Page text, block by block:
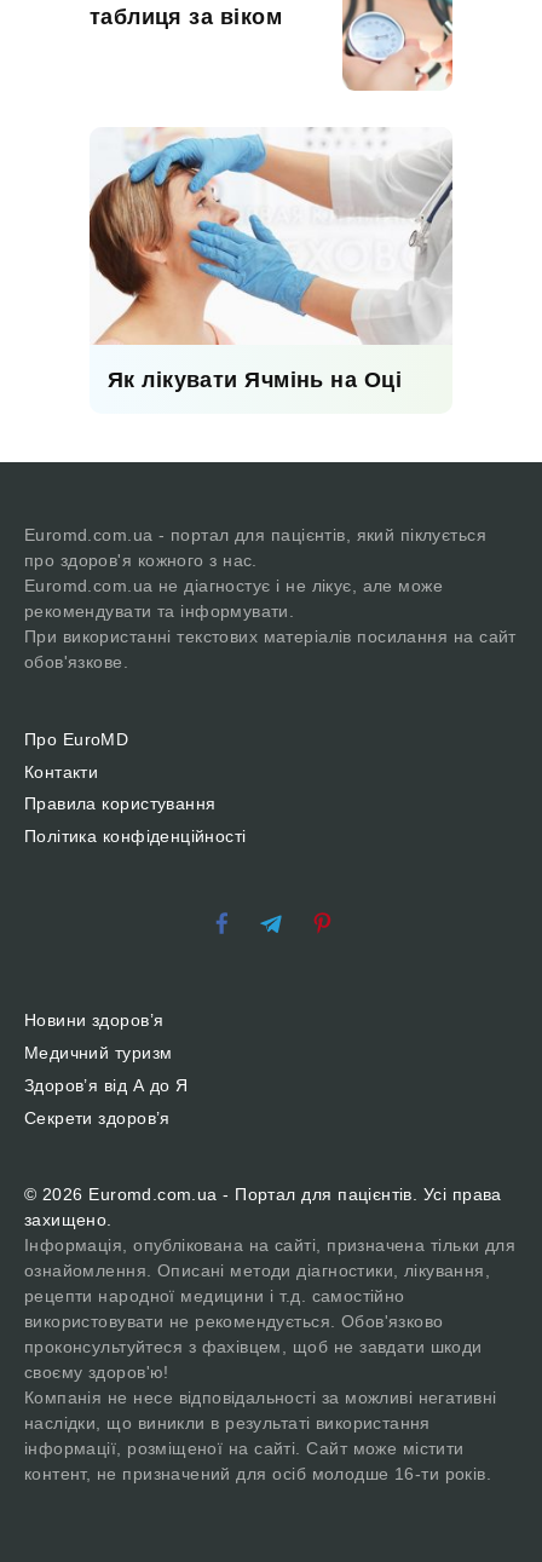
таблиця за віком
Як лікувати Ячмінь на Оці
Euromd.com.ua - портал для пацієнтів, який піклується
про здоров'я кожного з нас.
Euromd.com.ua не діагностує і не лікує, але може
рекомендувати та інформувати.
При використанні текстових матеріалів посилання на сайт
обов'язкове.
Про EuroMD
Контакти
Правила користування
Політика конфіденційності
Новини здоров’я
Медичний туризм
Здоров’я від А до Я
Секрети здоров’я
© 2026 Euromd.com.ua - Портал для пацієнтів. Усі права
захищено.
Інформація, опублікована на сайті, призначена тільки для
ознайомлення. Описані методи діагностики, лікування,
рецепти народної медицини і т.д. самостійно
використовувати не рекомендується. Обов'язково
проконсультуйтеся з фахівцем, щоб не завдати шкоди
своєму здоров'ю!
Компанія не несе відповідальності за можливі негативні
наслідки, що виникли в результаті використання
інформації, розміщеної на сайті. Сайт може містити
контент, не призначений для осіб молодше 16-ти років.